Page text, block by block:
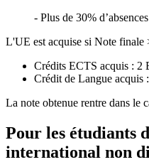
- Plus de 30%
L'UE est acquise si Note finale
Crédits ECTS acquis : 2
Crédit de Langue acquis
La note obtenue rentre dans le
Pour les étudiants
international non